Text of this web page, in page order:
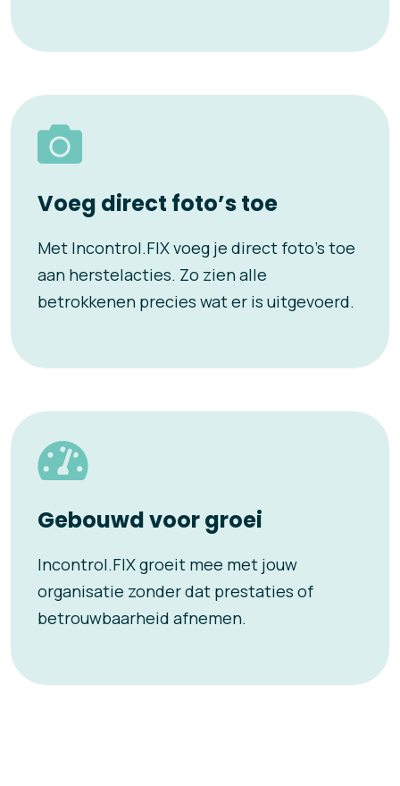
Voeg direct foto’s toe
Met Incontrol.FIX voeg je direct foto’s toe
aan herstelacties. Zo zien alle
betrokkenen precies wat er is uitgevoerd.
Gebouwd voor groei
Incontrol.FIX groeit mee met jouw
organisatie zonder dat prestaties of
betrouwbaarheid afnemen.